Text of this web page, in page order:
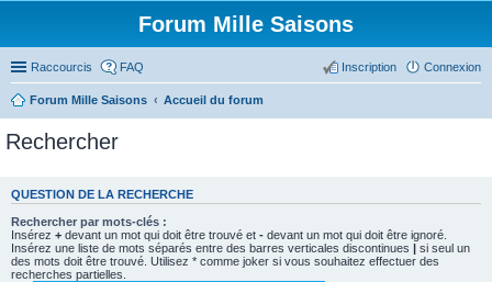
Forum Mille Saisons
Raccourcis FAQ Connexion
Inscription
Forum Mille Saisons Accueil du forum
Rechercher
QUESTION DE LA RECHERCHE
Rechercher par mots-clés :
Insérez + devant un mot qui doit être trouvé et - devant un mot qui doit être ignoré.
Insérez une liste de mots séparés entre des barres verticales discontinues | si seul un
des mots doit être trouvé. Utilisez * comme joker si vous souhaitez effectuer des
recherches partielles.